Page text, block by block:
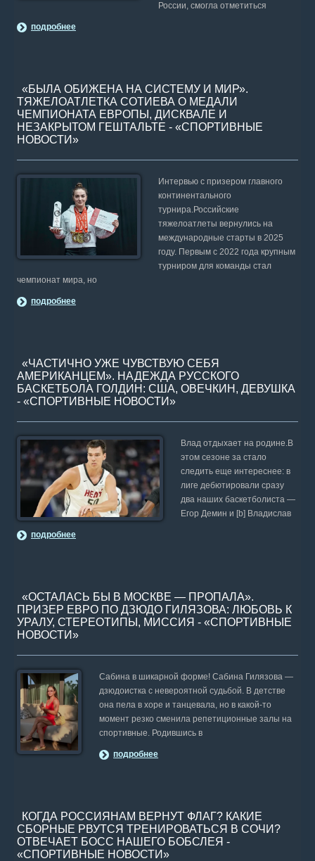
России, смогла отметиться
подробнее
«БЫЛА ОБИЖЕНА НА СИСТЕМУ И МИР».
ТЯЖЕЛОАТЛЕТКА СОТИЕВА О МЕДАЛИ
ЧЕМПИОНАТА ЕВРОПЫ, ДИСКВАЛЕ И
НЕЗАКРЫТОМ ГЕШТАЛЬТЕ - «СПОРТИВНЫЕ
НОВОСТИ»
Интервью с призером главного
континентального
турнира.Российские
тяжелоатлеты вернулись на
международные старты в 2025
году. Первым с 2022 года крупным
турниром для команды стал
чемпионат мира, но
подробнее
«ЧАСТИЧНО УЖЕ ЧУВСТВУЮ СЕБЯ
АМЕРИКАНЦЕМ». НАДЕЖДА РУССКОГО
БАСКЕТБОЛА ГОЛДИН: США, ОВЕЧКИН, ДЕВУШКА
- «СПОРТИВНЫЕ НОВОСТИ»
Влад отдыхает на родине.В
этом сезоне за стало
следить еще интереснее: в
лиге дебютировали сразу
два наших баскетболиста —
Егор Демин и [b] Владислав
подробнее
«ОСТАЛАСЬ БЫ В МОСКВЕ — ПРОПАЛА».
ПРИЗЕР ЕВРО ПО ДЗЮДО ГИЛЯЗОВА: ЛЮБОВЬ К
УРАЛУ, СТЕРЕОТИПЫ, МИССИЯ - «СПОРТИВНЫЕ
НОВОСТИ»
Сабина в шикарной форме! Сабина Гилязова —
дзюдоистка с невероятной судьбой. В детстве
она пела в хоре и танцевала, но в какой-то
момент резко сменила репетиционные залы на
спортивные. Родившись в
подробнее
КОГДА РОССИЯНАМ ВЕРНУТ ФЛАГ? КАКИЕ
СБОРНЫЕ РВУТСЯ ТРЕНИРОВАТЬСЯ В СОЧИ?
ОТВЕЧАЕТ БОСС НАШЕГО БОБСЛЕЯ -
«СПОРТИВНЫЕ НОВОСТИ»